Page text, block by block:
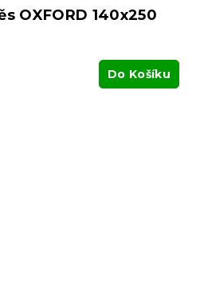
OXFORD 140x250
Do Košíku